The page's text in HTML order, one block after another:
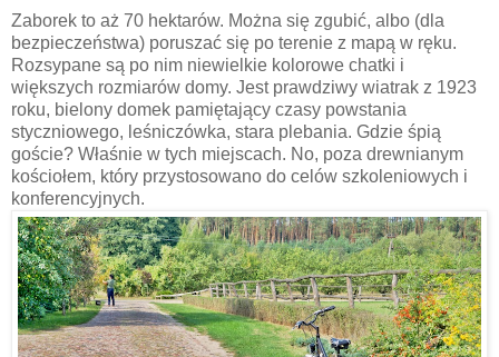
Zaborek to aż 70 hektarów. Można się zgubić, albo (dla
bezpieczeństwa) poruszać się po terenie z mapą w ręku.
Rozsypane są po nim niewielkie kolorowe chatki i
większych rozmiarów domy. Jest prawdziwy wiatrak z 1923
roku, bielony domek pamiętający czasy powstania
styczniowego, leśniczówka, stara plebania. Gdzie śpią
goście? Właśnie w tych miejscach. No, poza drewnianym
kościołem, który przystosowano do celów szkoleniowych i
konferencyjnych.